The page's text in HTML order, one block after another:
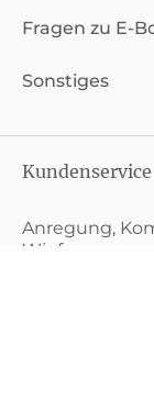
Fragen zu E-
Sonstiges
Kundenservice
Anregung,
Wir freuen